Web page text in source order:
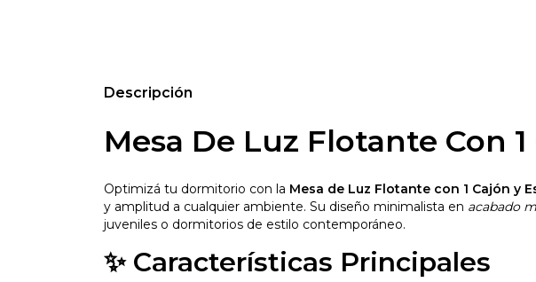
Descripción
Mesa De Luz Flotante Con
Optimizá tu dormitorio con la Mesa de Luz Flotante con 1 Cajón y
y amplitud a cualquier ambiente. Su diseño minimalista en acabado
juveniles o dormitorios de estilo contemporáneo.
✨ Características Principales